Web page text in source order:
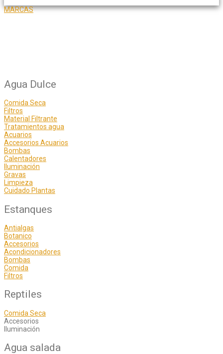
MARCAS
Agua Dulce
Comida Seca
Filtros
Material Filtrante
Tratamientos agua
Acuarios
Accesorios Acuarios
Bombas
Calentadores
Iluminación
Gravas
Limpieza
Cuidado Plantas
Estanques
Antialgas
Botanico
Accesorios
Acondicionadores
Bombas
Comida
Filtros
Reptiles
Comida Seca
Accesorios
Iluminación
Agua salada